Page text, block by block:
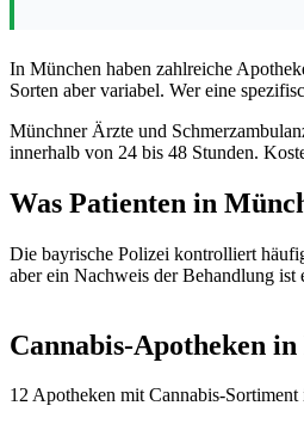
In München haben zahlreiche
Sorten aber variabel. Wer eine
Münchner Ärzte und
innerhalb von 24 bis 48 Stunden.
Was Patienten in
Die bayrische Polizei kontrolliert
aber ein Nachweis der Behandlung ist
+
Cannabis-Apotheken
12 Apotheken mit Cannabis-